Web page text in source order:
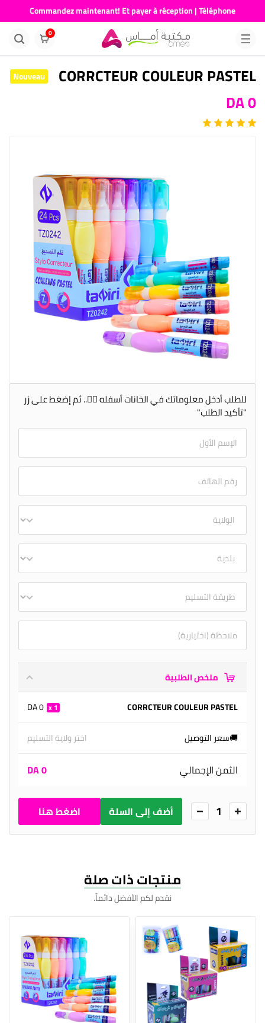
Commandez maintenant! Et payer à réception | Téléphone
676681730
0
CORRCTEUR COULEUR PASTEL
Nouveau
0 DA
للطلب أدخل معلوماتك في الخانات أسفله 👇🏻.. ثم إضغط على زر
"تأكيد الطلب"
ملخص الطلبية
CORRCTEUR COULEUR PASTEL
1
0 DA
🚚سعر التوصيل
اختر ولاية التسليم
الثمن الإجمالي 0 DA
1 أضف إلى السلة
اضغط هنا
للطلب
منتجات ذات صلة
نقدم لكم الأفضل دائماً.